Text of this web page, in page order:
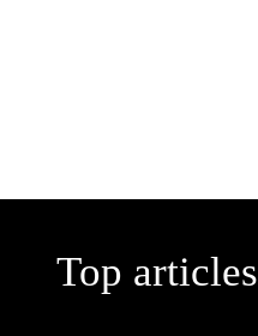
Top articles